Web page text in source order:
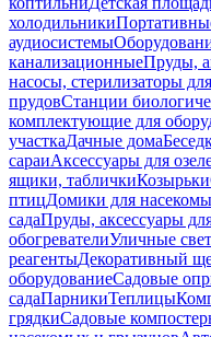
холодильники
аудиосистемы
канализационныеПруды,
насосы, стерилизаторы
прудовСтанции
комплектующие для
участкаДачные дома
сараиАксессуары для
ящики, табличкиКозырьки
птицДомики для
садаПруды, аксессуары
обогревателиУличные
реагентыДекоративный
оборудованиеСадовые
садаПарникиТеплицы
грядкиСадовые